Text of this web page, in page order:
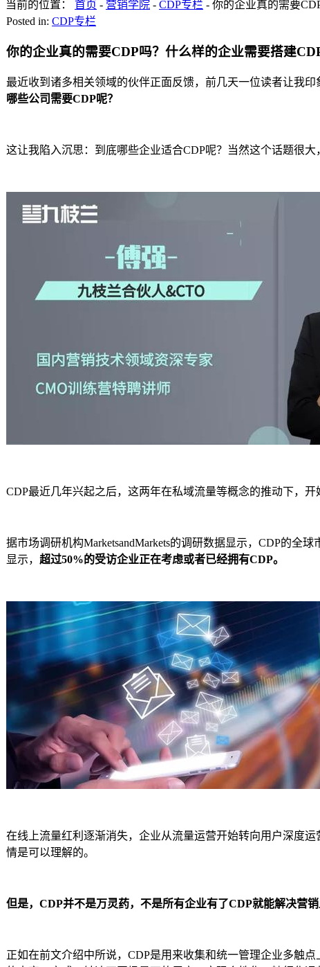
当前的位置： 首页 - 营销学院 - CDP专栏 - 你的企业真的需要
Posted in: CDP专栏
你的企业真的需要CDP吗？什么样的企业需要搭建
最近收到诸多相关领域的伙伴正面反馈，前几天一位读者让我印
哪些公司需要CDP呢？
这让我陷入沉思：到底哪些企业适合CDP呢？当然这个话题很
CDP最近几年兴起之后，这两年在私域流量等概念的推动下，
据市场调研机构MarketsandMarkets的调研数据显示，CDP的全
显示， 超过50%的受访企业正在考虑或者已经拥有CDP。
在线上流量红利逐渐消失，企业从流量运营开始转向用户深度
情是可以理解的。
但是，CDP并不是万灵药，不是所有企业有了CDP就能解决营销
正如在前文介绍中所说，CDP是用来收集和统一管理企业多触